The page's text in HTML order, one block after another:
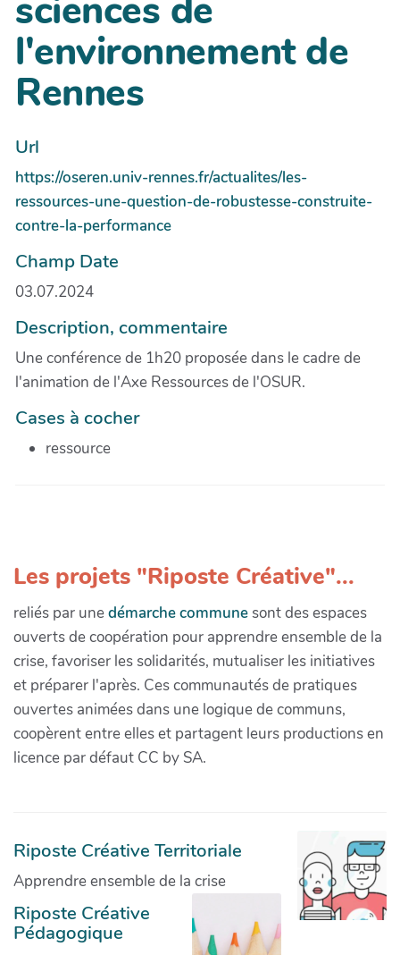
sciences de
l'environnement de
Rennes
Url
https://oseren.univ-rennes.fr/actualites/les-
ressources-une-question-de-robustesse-construite-
contre-la-performance
Champ Date
03.07.2024
Description, commentaire
Une conférence de 1h20 proposée dans le cadre de
l'animation de l'Axe Ressources de l'OSUR.
Cases à cocher
ressource